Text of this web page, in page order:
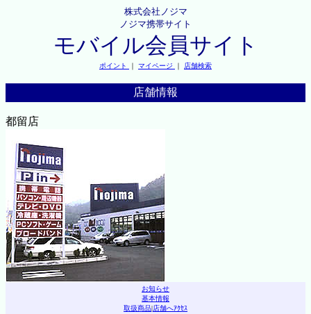
株式会社ノジマ
ノジマ携帯サイト
モバイル会員サイト
ポイント ｜ マイページ ｜ 店舗検索
店舗情報
都留店
お知らせ
基本情報
取扱商品|店舗へｱｸｾｽ